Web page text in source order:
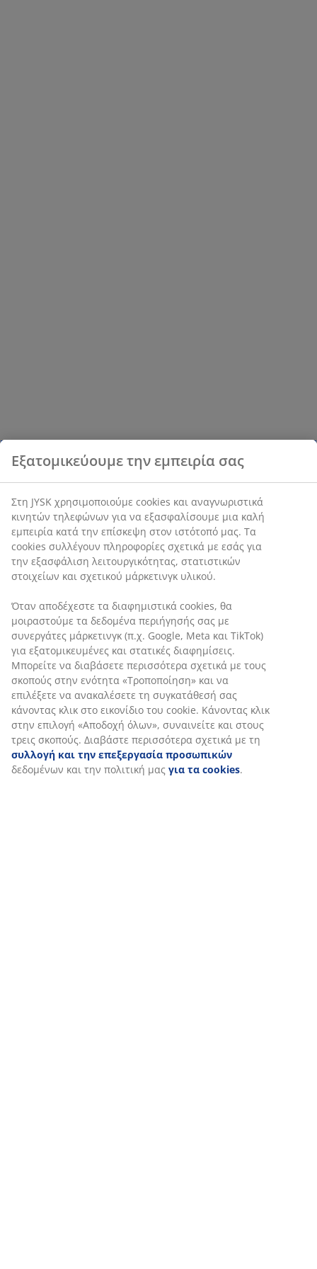
Εξατομικεύουμε την εμπειρία σας
Στη JYSK χρησιμοποιούμε cookies και αναγνωριστικά
κινητών τηλεφώνων για να εξασφαλίσουμε μια καλή
εμπειρία κατά την επίσκεψη στον ιστότοπό μας. Τα
cookies συλλέγουν πληροφορίες σχετικά με εσάς για
την εξασφάλιση λειτουργικότητας, στατιστικών
στοιχείων και σχετικού μάρκετινγκ υλικού.
Όταν αποδέχεστε τα διαφημιστικά cookies, θα
μοιραστούμε τα δεδομένα περιήγησής σας με
συνεργάτες μάρκετινγκ (π.χ. Google, Meta και TikTok)
για εξατομικευμένες και στατικές διαφημίσεις.
Μπορείτε να διαβάσετε περισσότερα σχετικά με τους
σκοπούς στην ενότητα «Τροποποίηση» και να
επιλέξετε να ανακαλέσετε τη συγκατάθεσή σας
κάνοντας κλικ στο εικονίδιο του cookie. Κάνοντας κλικ
στην επιλογή «Αποδοχή όλων», συναινείτε και στους
τρεις σκοπούς. Διαβάστε περισσότερα σχετικά με τη
συλλογή και την επεξεργασία προσωπικών
δεδομένων και την πολιτική μας για τα cookies.